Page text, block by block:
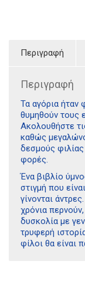
Περιγραφή
Περιγραφή
Τα αγόρια ήταν
θυμηθούν τους
Ακολουθήστε
καθώς
δεσμούς
φορές.
Ένα βιβλίο
στιγμή που
γίνονται
χρόνια
δυσκολία με
τρυφερή
φίλοι θα είναι